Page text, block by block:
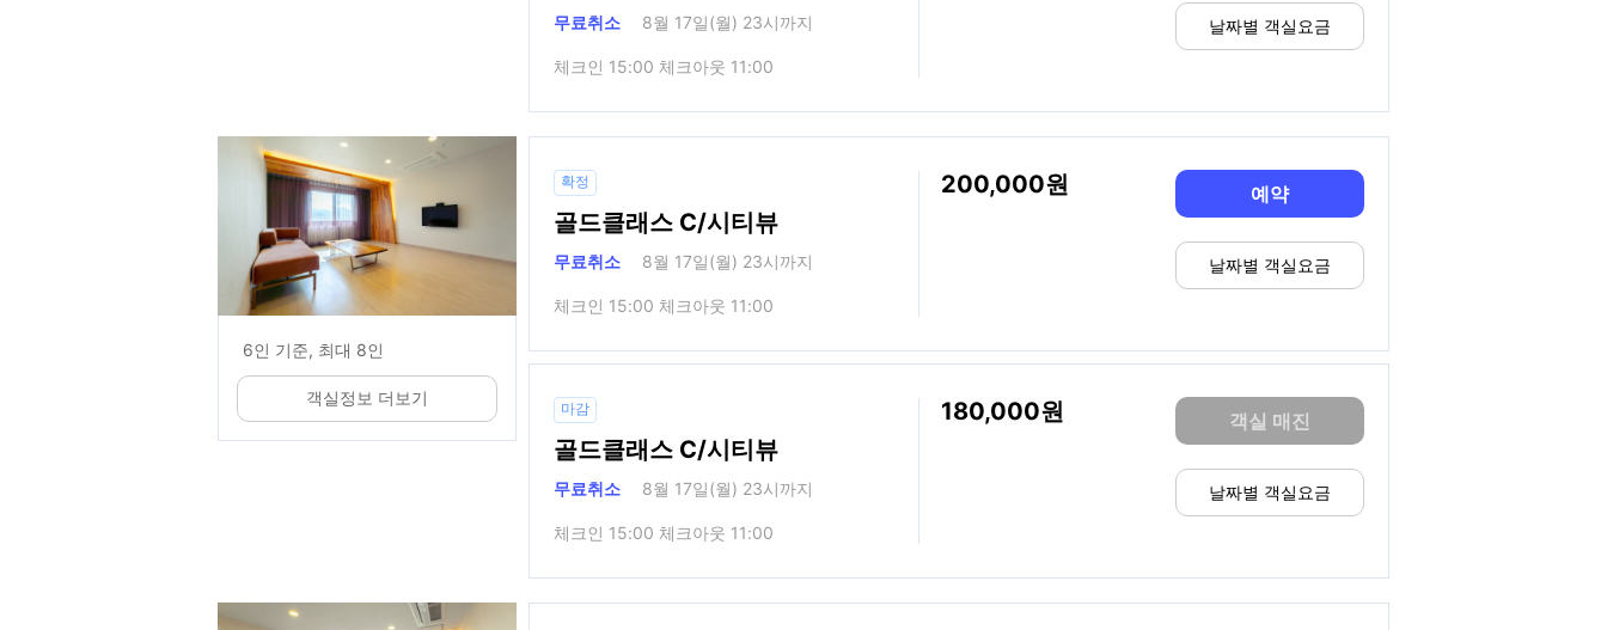
무료취소 8월 17일(월) 23시까지
체크인 15:00 체크아웃 11:00
날짜별 객실요금
6인 기준, 최대 8인
객실정보 더보기
확정
골드클래스 C/시티뷰
무료취소 8월 17일(월) 23시까지
체크인 15:00 체크아웃 11:00
200,000 예약
날짜별 객실요금
마감
골드클래스 C/시티뷰
무료취소 8월 17일(월) 23시까지
체크인 15:00 체크아웃 11:00
180,000 객실 매진
날짜별 객실요금